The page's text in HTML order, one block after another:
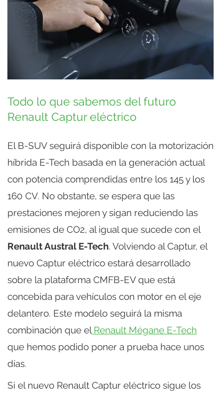
Todo lo que sabemos del futuro
Renault Captur eléctrico
El B-SUV seguirá disponible con la motorización
híbrida E-Tech basada en la generación actual
con potencia comprendidas entre los 145 y los
160 CV. No obstante, se espera que las
prestaciones mejoren y sigan reduciendo las
emisiones de CO2, al igual que sucede con el
Renault Austral E-Tech. Volviendo al Captur, el
nuevo Captur eléctrico estará desarrollado
sobre la plataforma CMFB-EV que está
concebida para vehículos con motor en el eje
delantero. Este modelo seguirá la misma
combinación que elRenault Mégane E-Tech
que hemos podido poner a prueba hace unos
días.
Si el nuevo Renault Captur eléctrico sigue los